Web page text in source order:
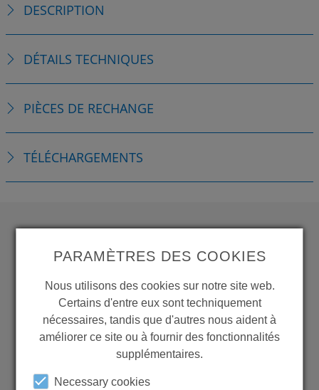
DESCRIPTION
DÉTAILS TECHNIQUES
PIÈCES DE RECHANGE
TÉLÉCHARGEMENTS
WANT TO SEE
PARAMÈTRES DES COOKIES
Nous utilisons des cookies sur notre site web.
Certains d'entre eux sont techniquement
nécessaires, tandis que d'autres nous aident à
améliorer ce site ou à fournir des fonctionnalités
supplémentaires.
Necessary cookies